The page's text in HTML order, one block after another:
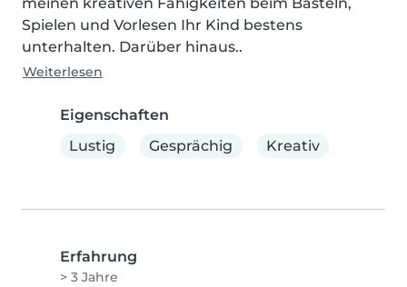
Spielen und Vorlesen Ihr Kind bestens
unterhalten. Darüber hinaus..
Weiterlesen
Eigenschaften
Lustig
Gesprächig Kreativ
Erfahrung
> 3 Jahre